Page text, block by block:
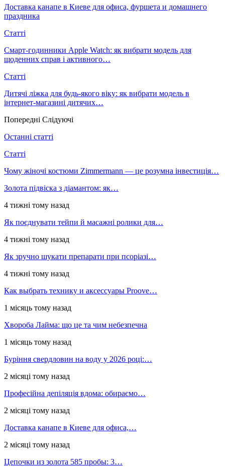
Доставка канапе в Киеве для офиса, фуршета и домашнего
праздника
Статті
Смарт-годинники Apple Watch: як вибрати модель для
щоденних справ і активного…
Статті
Дитячі ліжка для будь-якого віку: як вибрати модель в
інтернет-магазині дитячих…
Попередні Слідуючі
Останні статті
Статті
Чому жіночі костюми Zimmermann — це розумна інвестиція…
Золота підвіска з діамантом: як…
4 тижні тому назад
Як поєднувати тейпи й масажні ролики для…
4 тижні тому назад
Як зручно шукати препарати при псоріазі…
4 тижні тому назад
Как выбрать технику и аксессуары Proove…
1 місяць тому назад
Хвороба Лайма: що це та чим небезпечна
1 місяць тому назад
Буріння свердловин на воду у 2026 році:…
2 місяці тому назад
Професійна депіляція вдома: обираємо…
2 місяці тому назад
Доставка канапе в Киеве для офиса,…
2 місяці тому назад
Цепочки из золота 585 пробы: 3…